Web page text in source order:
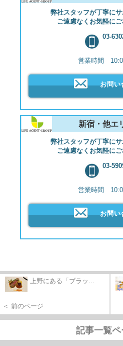
弊社スタッフが丁寧にサ
ご遠慮なくお気軽にご
03-
営業時間
お問い
新宿・他エ
弊社スタッフが丁寧にサ
ご遠慮なくお気軽にご
03-
営業時間
お問い
上野にある「ブラッ...
＜ 前のページ
記事一覧